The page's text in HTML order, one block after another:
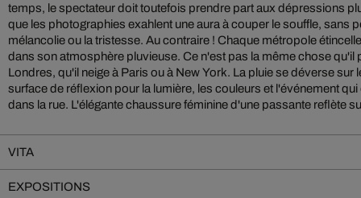
temps, le spectateur doit toutefois prendre part aux dépressions
que les photographies exahlent une aura à couper le souffle, sans
mélancolie ou la tristesse. Au contraire ! Chaque métropole
dans son atmosphère pluvieuse. Ce n'est pas la même chose qu'il
Londres, qu'il neige à Paris ou à New York. La pluie se déverse sur
surface de réflexion pour la lumière, les couleurs et l'événement
dans la rue. L'élégante chaussure féminine d'une passante reflète
VITA
EXPOSITIONS